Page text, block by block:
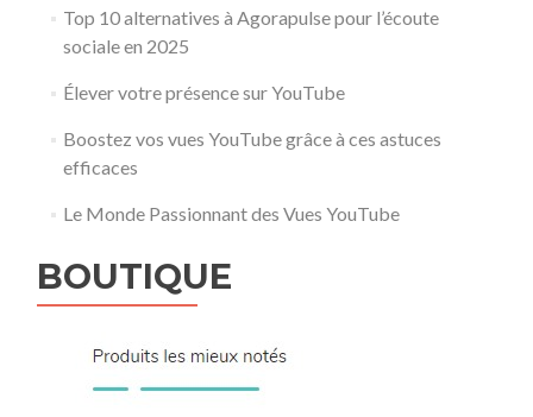
Top 10 alternatives à Agorapulse pour l’écoute
sociale en 2025
Élever votre présence sur YouTube
Boostez vos vues YouTube grâce à ces astuces
efficaces
Le Monde Passionnant des Vues YouTube
BOUTIQUE